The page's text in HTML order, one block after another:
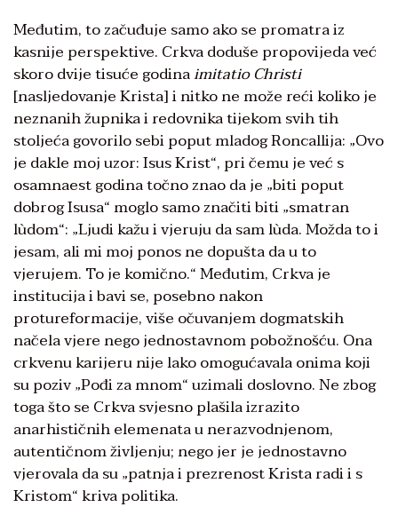
Međutim, to začuđuje samo ako se promatra iz
kasnije perspektive. Crkva doduše propovijeda već
skoro dvije tisuće godinaimitatio Christi
[nasljedovanje Krista] i nitko ne može reći koliko je
neznanih župnika i redovnika tijekom svih tih
stoljeća govorilo sebi poput mladog Roncallija: „Ovo
je dakle moj uzor: Isus Krist“, pri čemu je već s
osamnaest godina točno znao da je „biti poput
dobrog Isusa“ moglo samo značiti biti „smatran
lùdom“: „Ljudi kažu i vjeruju da sam lùda. Možda to i
jesam, ali mi moj ponos ne dopušta da u to
vjerujem. To je komično.“ Međutim, Crkva je
institucija i bavi se, posebno nakon
protureformacije, više očuvanjem dogmatskih
načela vjere nego jednostavnom pobožnošću. Ona
crkvenu karijeru nije lako omogućavala onima koji
su poziv „Pođi za mnom“ uzimali doslovno. Ne zbog
toga što se Crkva svjesno plašila izrazito
anarhističnih elemenata u nerazvodnjenom,
autentičnom življenju; nego jer je jednostavno
vjerovala da su „patnja i prezrenost Krista radi i s
Kristom“ kriva politika.